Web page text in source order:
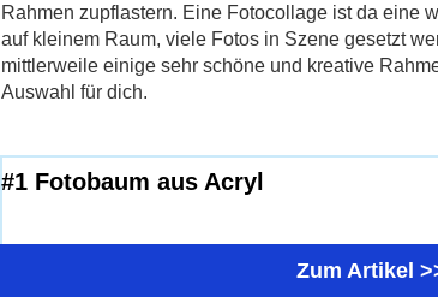
Rahmen zupflastern. Eine Fotocollage ist da eine
auf kleinem Raum, viele Fotos in Szene gesetzt
mittlerweile einige sehr schöne und kreative
Auswahl für dich.
#1 Fotobaum aus Acryl
Zum Artikel